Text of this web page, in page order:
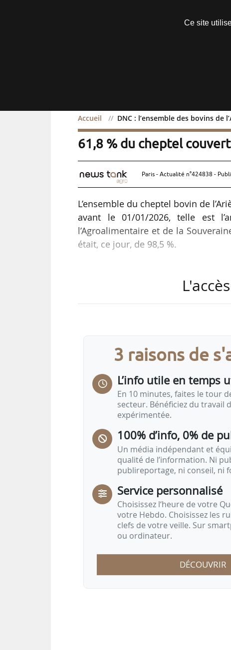
Accueil DNC : l’ensemble des bovins de
DNC : l’ensemble des
61,8 % du cheptel
Paris - Actualité n°424838 -
L’ensemble du cheptel bovin de
avant le 01/01/2026, telle est
l’Agroalimentaire et de la
était, ce jour, de 98,5 %.
du 30/12/2025, soit 439 715
« C’est grâce à la mobilisation
éleveurs, groupements de
constitué par cette vaccination
3 raisons de
L’info utile en temps
En 10 minutes, faites le tour
secteur. Bénéficiez du travail
expérimentée.
100% d’info, 0% de
Un média indépendant et
qualité de l’information. Ni
publireportage, ni conseil, ni
Service personnalisé
Choisissez l‘heure de votre
votre Hebdo. Choisissez les
clefs de votre veille. Sur
ou ordinateur.
DÉCOUVRIR
Ce site